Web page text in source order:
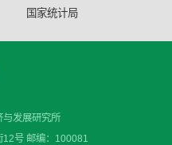
国家统计局
与发展研究所
号 邮编：100081